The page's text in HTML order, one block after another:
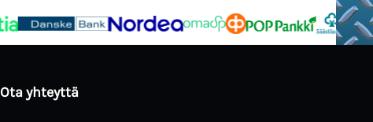
Ota yhteyttä